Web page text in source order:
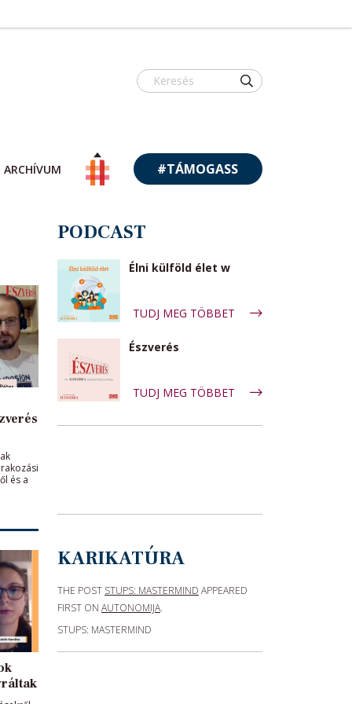
ARCHÍVUM #TÁMOGASS
és a
PODCAST
Élni külföld élet w
TUDJ MEG TÖBBET
Észverés
TUDJ MEG TÖBBET
KARIKATÚRA
THE POST STUPS: MASTERMIND APPEARED
FIRST ON AUTONOMIJA.
STUPS: MASTERMIND